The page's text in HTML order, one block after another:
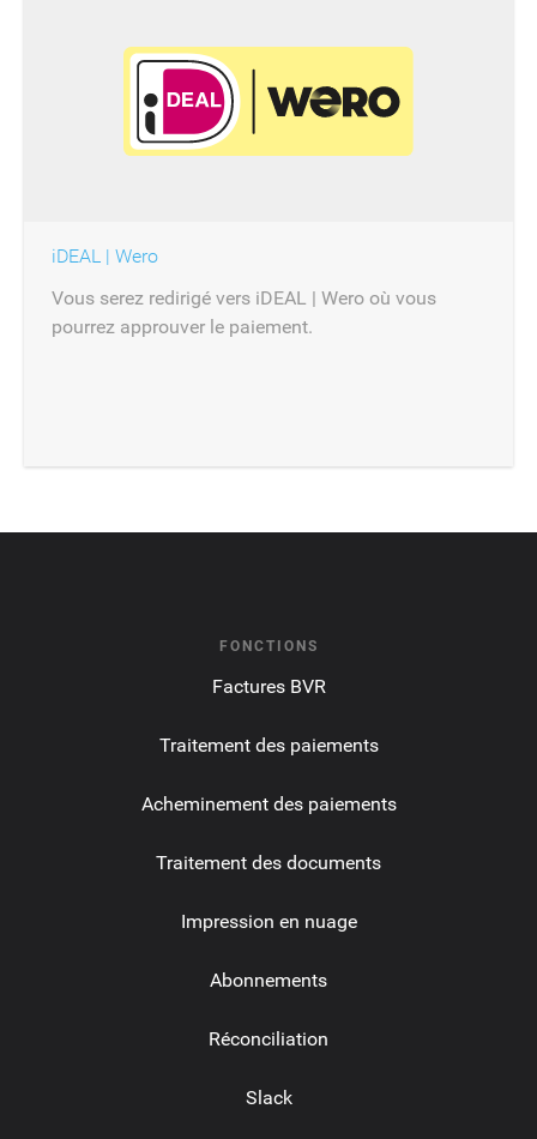
iDEAL | Wero
Vous serez redirigé vers iDEAL | Wero où vous
pourrez approuver le paiement.
FONCTIONS
Factures BVR
Traitement des paiements
Acheminement des paiements
Traitement des documents
Impression en nuage
Abonnements
Réconciliation
Slack